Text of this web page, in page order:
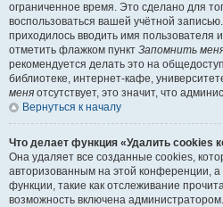
ограниченное время. Это сделано для
воспользоваться вашей учётной
приходилось вводить имя пользователя
отметить флажком пункт Запомнить
рекомендуется делать это на
библиотеке, интернет-кафе,
меня отсутствует, это значит, что
Вернуться к началу
Что делает функция «Удалить cookies
Она удаляет все созданные cookies,
авторизованным на этой конференции,
функции, такие как отслеживание
возможность включена